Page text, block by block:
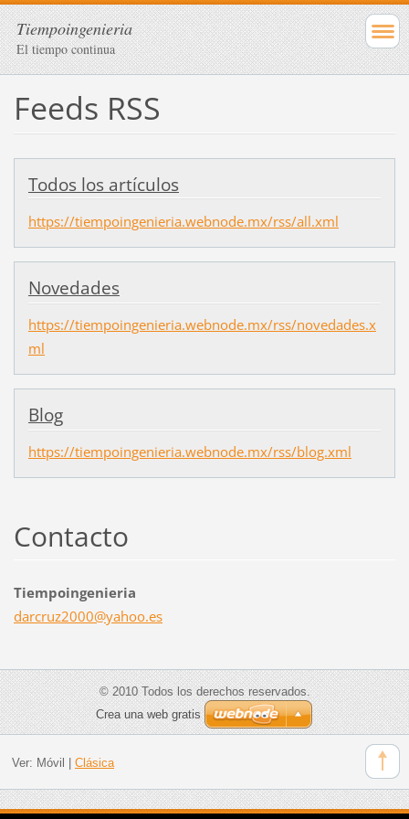
Tiempoingenieria
El tiempo continua
Feeds RSS
Todos los artículos
https://tiempoingenieria.webnode.mx/rss/all.xml
Novedades
https://tiempoingenieria.webnode.mx/rss/novedades.x
ml
Blog
https://tiempoingenieria.webnode.mx/rss/blog.xml
Contacto
Tiempoingenieria
darcruz2000@yahoo.es
© 2010 Todos los derechos reservados.
Crea una web gratis
Ver: Móvil | Clásica